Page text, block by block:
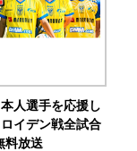
人選手を応援し
イデン戦全試合
料放送